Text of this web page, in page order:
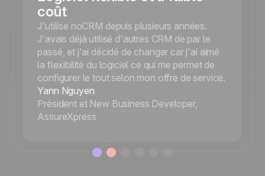
coût
J'utilise noCRM depuis plusieurs années.
J'avais déjà utilisé d'autres CRM de par le
passé, et j'ai décidé de changer car j'ai aimé
la flexibilité du logiciel ce qui me permet de
configurer le tout selon mon offre de service.
Yann Nguyen
Président et New Business Developer,
AssureXpress